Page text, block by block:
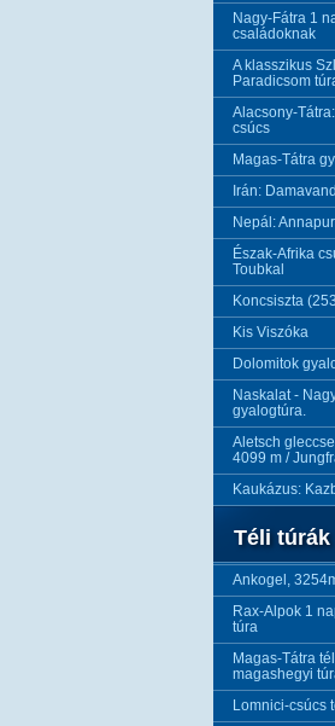
Nagy-Fátra 1
családoknak
A klasszikus
Paradicsom
Alacsony-
csúcs
Magas-Tátra
Irán:
Nepál:
Észak-Afrika
Toubkal
Koncsiszta
Kis Viszóka
Dolomitok
Naskalat -
gyalogtúra.
Aletsch
4099 m /
Kaukázus:
Téli túrák
Ankogel,
Rax-Alpok 1
túra
Magas-Tátra
magashegyi
Lomnici-csúcs